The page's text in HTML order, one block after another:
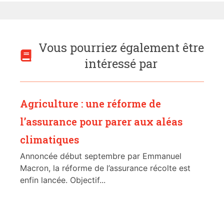
Vous pourriez également être
intéressé par
Agriculture : une réforme de
l’assurance pour parer aux aléas
climatiques
Annoncée début septembre par Emmanuel
Macron, la réforme de l’assurance récolte est
enfin lancée. Objectif...